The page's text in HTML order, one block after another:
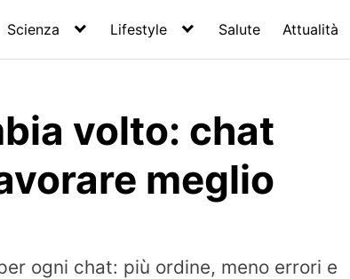
Scienza Lifestyle Salute Attualità
volto: chat
meglio
ogni chat: più ordine, meno errori e